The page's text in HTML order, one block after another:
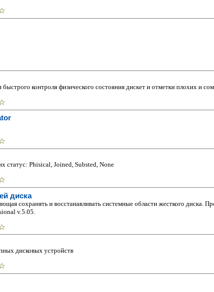
контроля физического состояния дискет и отметки плохих и
статус: Phisical, Joined, Substed, None
диска
сохpанять и восстанавливать системные области жесткого диска.
v.5.05.
дисковых устройств